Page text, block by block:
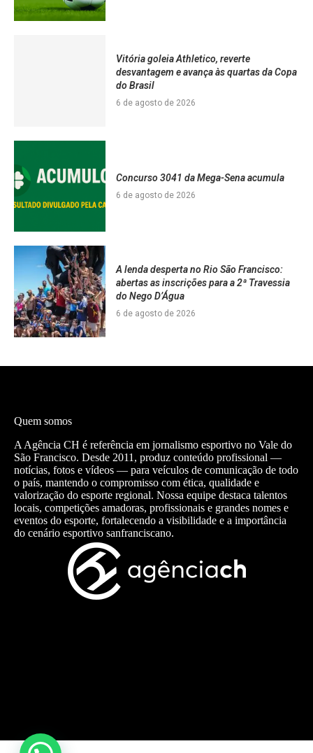
Vitória goleia Athletico, reverte
desvantagem e avança às quartas da Copa
do Brasil
6 de agosto de 2026
Concurso 3041 da Mega-Sena acumula
6 de agosto de 2026
A lenda desperta no Rio São Francisco:
abertas as inscrições para a 2ª Travessia
do Nego D’Água
6 de agosto de 2026
Quem somos
A Agência CH é referência em jornalismo esportivo no Vale do
São Francisco. Desde 2011, produz conteúdo profissional —
notícias, fotos e vídeos — para veículos de comunicação de todo
o país, mantendo o compromisso com ética, qualidade e
valorização do esporte regional. Nossa equipe destaca talentos
locais, competições amadoras, profissionais e grandes nomes e
eventos do esporte, fortalecendo a visibilidade e a importância
do cenário esportivo sanfranciscano.